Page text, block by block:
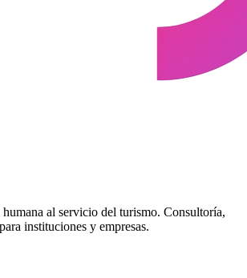
al servicio del turismo. Consultoría,
instituciones y empresas.